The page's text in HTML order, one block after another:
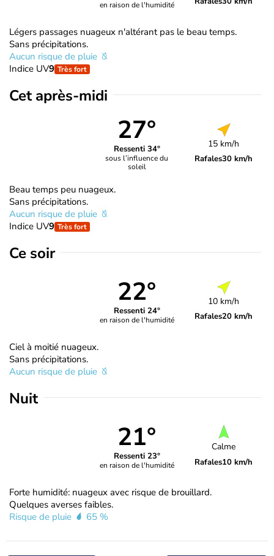
en raison de l'humidité
Légers passages nuageux n'altérant pas le beau temps.
Sans précipitations.
Aucun risque de pluie
Indice UV9 Très fort
Cet après-midi
27°
Ressenti 34°
sous l’influence du
soleil
15 km/h
Rafales30 km/h
Beau temps peu nuageux.
Sans précipitations.
Aucun risque de pluie
Indice UV9 Très fort
Ce soir
22°
Ressenti 24°
en raison de l'humidité
10 km/h
Rafales20 km/h
Ciel à moitié nuageux.
Sans précipitations.
Aucun risque de pluie
Nuit
21°
Ressenti 23°
en raison de l'humidité
Calme
Rafales10 km/h
Forte humidité: nuageux avec risque de brouillard.
Quelques averses faibles.
Risque de pluie
65 %